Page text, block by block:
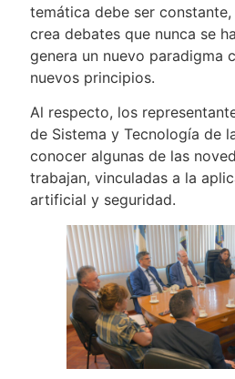
temática debe ser
crea debates que nunca se
genera un nuevo paradigma
nuevos principios.
Al respecto, los
de Sistema y Tecnología de
conocer algunas de las
trabajan, vinculadas a la
artificial y seguridad.